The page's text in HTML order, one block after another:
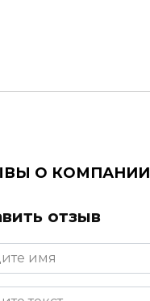
О КОМПАНИИ
отзыв